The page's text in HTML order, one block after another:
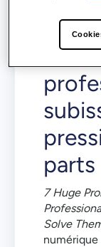
de
parts
7 Huge
Solve